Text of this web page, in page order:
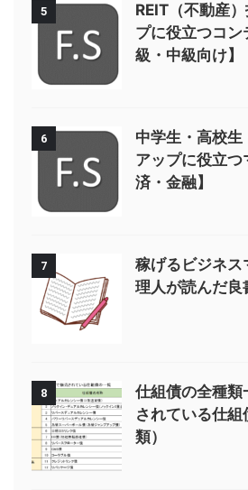
5
REIT（不動産
プに役立つコン
級・中級向け】
6
中学生・高校生
アップに役立
済・金融】
7
稼げるビジネス
理人が読んだ良
8
仕組債の全種類
されている仕
類）